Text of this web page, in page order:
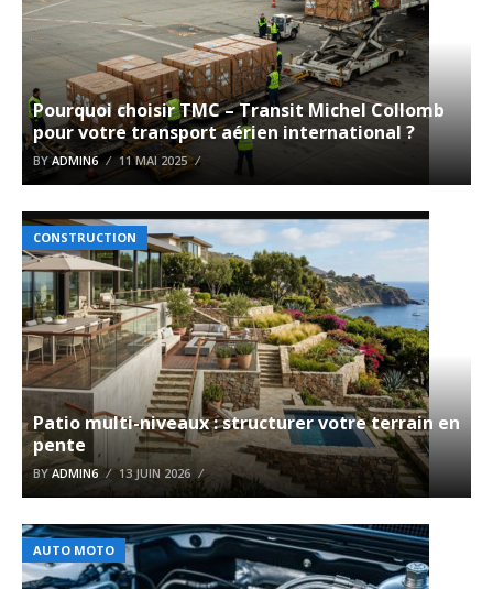
Pourquoi choisir TMC – Transit Michel Collomb
pour votre transport aérien international ?
BYADMIN6 11 MAI 2025
CONSTRUCTION
Patio multi-niveaux : structurer votre terrain en
pente
BYADMIN6 13 JUIN 2026
AUTO MOTO